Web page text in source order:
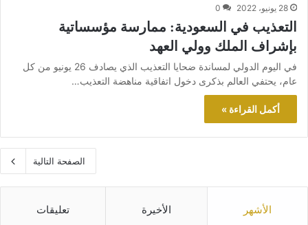
28 يونيو، 2022 0
التعذيب في السعودية: ممارسة مؤسساتية
بإشراف الملك وولي العهد
في اليوم الدولي لمساندة ضحايا التعذيب الذي يصادف 26 يونيو من كل
عام، يحتفي العالم بذكرى دخول اتفاقية مناهضة التعذيب…
أكمل القراءة »
الصفحة التالية
الأشهر الأخيرة تعليقات